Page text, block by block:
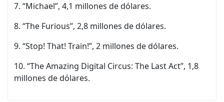
7. “Michael”, 4,1 millones de dólares.
8. “The Furious”, 2,8 millones de dólares.
9. “Stop! That! Train!”, 2 millones de dólares.
10. “The Amazing Digital Circus: The Last Act”, 1,8
millones de dólares.